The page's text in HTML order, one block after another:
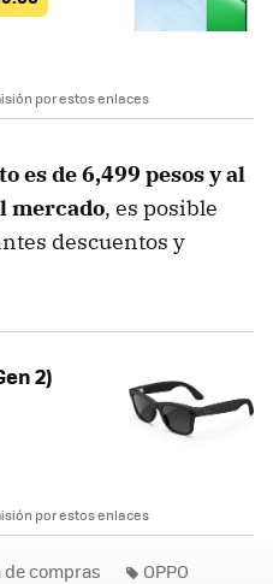
por estos enlaces
es de 6,499 pesos y al
mercado, es posible
descuentos y
2)
por estos enlaces
de compras OPPO